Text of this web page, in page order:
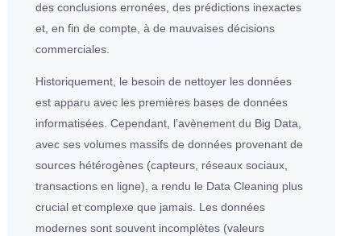
des conclusions erronées, des prédictions inexactes
et, en fin de compte, à de mauvaises décisions
commerciales.
Historiquement, le besoin de nettoyer les données
est apparu avec les premières bases de données
informatisées. Cependant, l’avènement du Big Data
avec ses volumes massifs de données provenant de
sources hétérogènes (capteurs, réseaux sociaux,
transactions en ligne), a rendu le Data Cleaning plus
crucial et complexe que jamais. Les données
modernes sont souvent incomplètes (valeurs